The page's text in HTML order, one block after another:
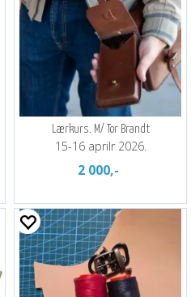
Lærkurs. M/ Tor Brandt
15-16 aprilr 2026.
2 000,-